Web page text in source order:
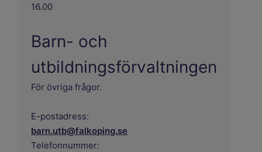
16.00
Barn- och
utbildningsförvaltningen
För övriga frågor.
E-postadress:
barn.utb@falkoping.se
Telefonnummer: